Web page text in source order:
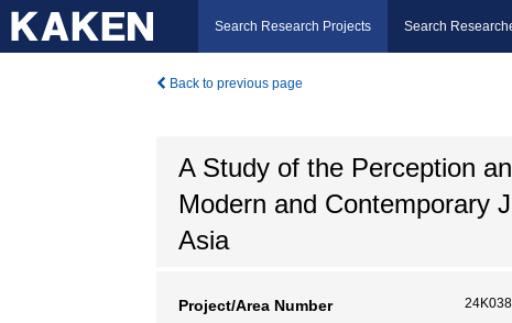
Search Research Projects Search
Back to previous page
A Study of the Perception
Modern and Contemporary
Asia
Project/Area Number